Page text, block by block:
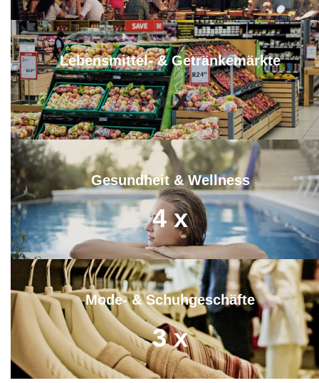
Lebensmittel- & Getränkemärkte
5 x
Gesundheit & Wellness
4 x
Mode- & Schuhgeschäfte
3 x